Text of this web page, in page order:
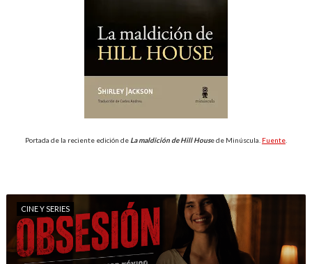
Portada de la reciente edición de La maldición de Hill House de Minúscula. Fuente.
CINE Y SERIES